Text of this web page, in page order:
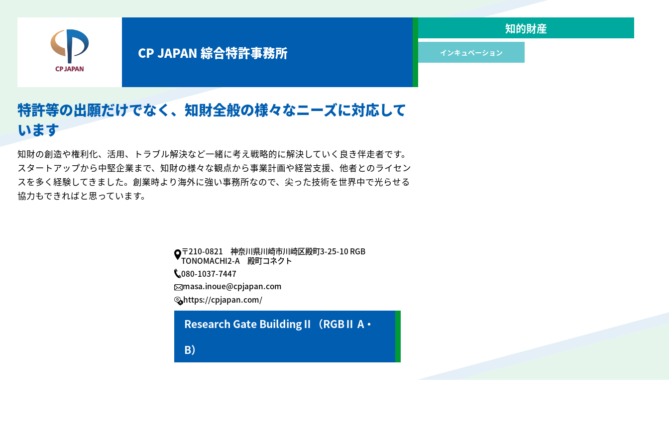
CP JAPAN 綜合特許事務所
特許等の出願だけでなく、知財全般の様々なニーズに対応して
います
知財の創造や権利化、活用、トラブル解決など一緒に考え戦略的に解決していく良き伴走者です。
スタートアップから中堅企業まで、知財の様々な観点から事業計画や経営支援、他者とのライセン
スを多く経験してきました。創業時より海外に強い事務所なので、尖った技術を世界中で光らせる
協力もできればと思っています。
〒210-0821 神奈川県川崎市川崎区殿町3-25-10 RGB
TONOMACHI2-A 殿町コネクト
080-1037-7447
masa.inoue@cpjapan.com
https://cpjapan.com/
Research Gate BuildingⅡ（RGBⅡ A・
B）
知的財産
インキュベーション